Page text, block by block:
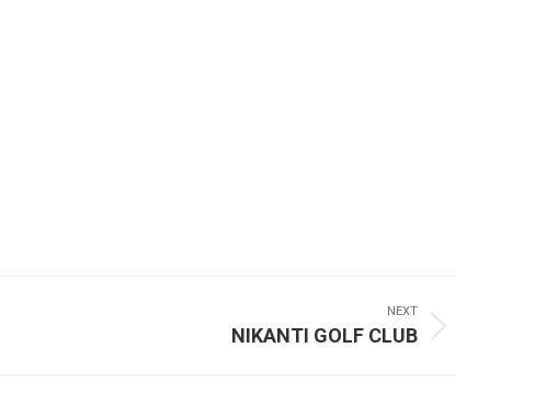
NEXT
NIKANTI GOLF CLUB